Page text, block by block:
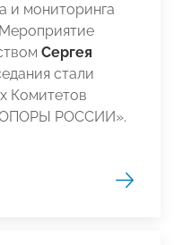
и мониторинга
Сергея
стали
Комитетов
РОССИИ».